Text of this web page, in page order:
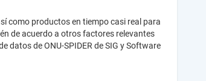
como productos en tiempo casi real para
de acuerdo a otros factores relevantes
de ONU-SPIDER de SIG y Software